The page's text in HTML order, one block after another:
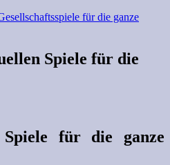
Spiele für die
für die ganze